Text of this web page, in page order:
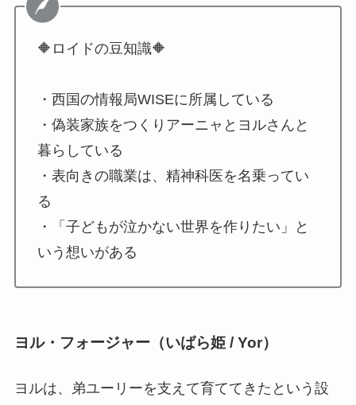
🔶ロイドの豆知識🔶
・西国の情報局WISEに所属している
・偽装家族をつくりアーニャとヨルさんと
暮らしている
・表向きの職業は、精神科医を名乗ってい
る
・「子どもが泣かない世界を作りたい」と
いう想いがある
ヨル・フォージャー（いばら姫 / Yor）
ヨルは、弟ユーリーを支えて育ててきたという設